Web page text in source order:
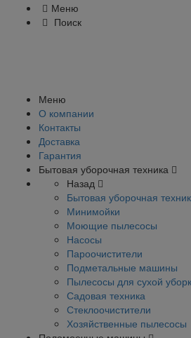
Меню
Поиск
Меню
О компании
Контакты
Доставка
Гарантия
Бытовая уборочная техника
Назад
Бытовая уборочная
Минимойки
Моющие пылесосы
Насосы
Пароочистители
Подметальные машины
Пылесосы для сухой
Садовая техника
Стеклоочистители
Хозяйственные пылесосы